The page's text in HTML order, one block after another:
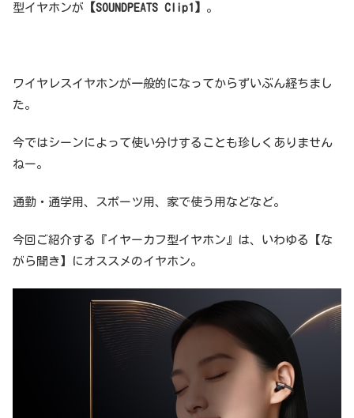
型イヤホンが 【SOUNDPEATS Clip1】 。
ワイヤレスイヤホンが一般的になってからずいぶん経ちまし
た。
今ではシーンによって使い分けすることも珍しくありません
ねー。
通勤・通学用、スポーツ用、家で使う用などなど。
今回ご紹介する『イヤーカフ型イヤホン』は、いわゆる【な
がら聞き】にオススメのイヤホン。